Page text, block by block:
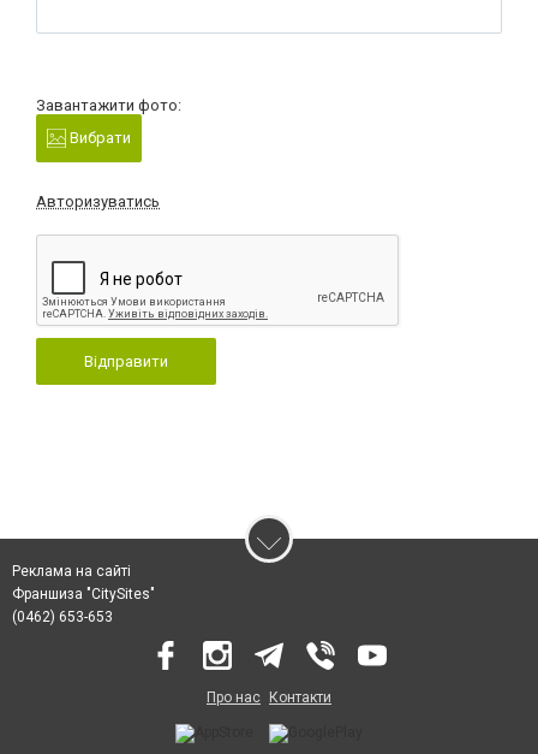
Завантажити фото:
Вибрати
Авторизуватись
Відправити
Реклама на сайті
Франшиза "CitySites"
(0462) 653-653
Про нас Контакти